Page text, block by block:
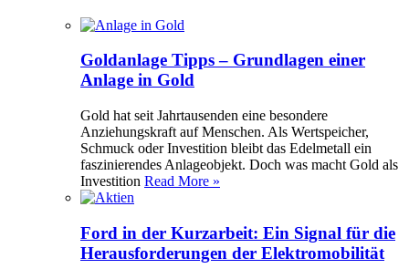
Goldanlage Tipps – Grundlagen einer
Anlage in Gold
Gold hat seit Jahrtausenden eine besondere
Anziehungskraft auf Menschen. Als Wertspeicher,
Schmuck oder Investition bleibt das Edelmetall ein
faszinierendes Anlageobjekt. Doch was macht Gold als
Investition Read More »
Ford in der Kurzarbeit: Ein Signal für die
Herausforderungen der Elektromobilität